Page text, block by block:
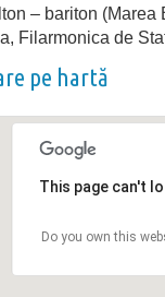
– bariton (Marea
Filarmonica de
pe hartă
This page can't
Do you own this